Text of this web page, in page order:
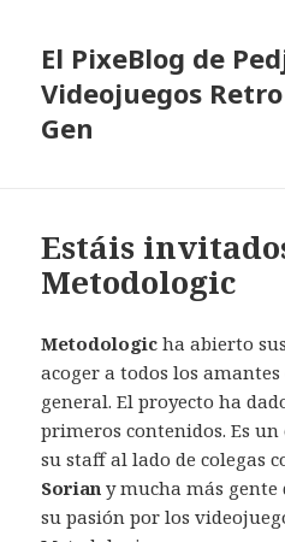
El PixeBlog de
Videojuegos
Gen
Estáis
Metodologic
Metodologic ha abierto
acoger a todos los
general. El proyecto ha
primeros contenidos. Es
su staff al lado de colegas
Sorian y mucha más
su pasión por los